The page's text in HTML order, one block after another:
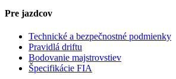
Pre jazdcov
Technické a bezpečnostné podmienky
Pravidlá driftu
Bodovanie majstrovstiev
Špecifikácie FIA